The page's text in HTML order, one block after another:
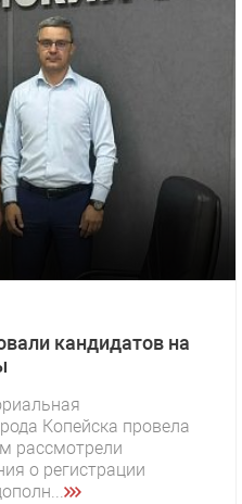
кандидатов на
Копейска провела
рассмотрели
о регистрации